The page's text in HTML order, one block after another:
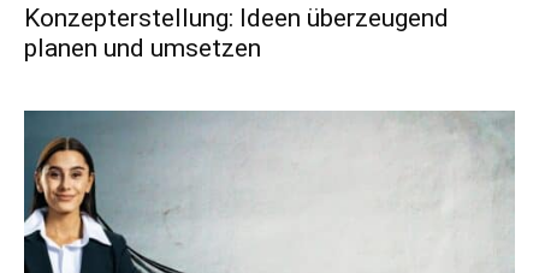
Konzepterstellung: Ideen überzeugend
planen und umsetzen